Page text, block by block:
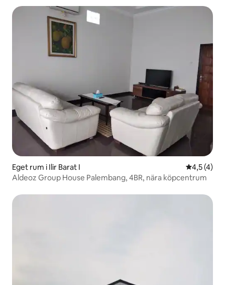
Eget rum i Ilir Barat I 4,5 av 5 i
4,5 (4)
Aldeoz Group House Palembang, 4BR, nära köpcentrum